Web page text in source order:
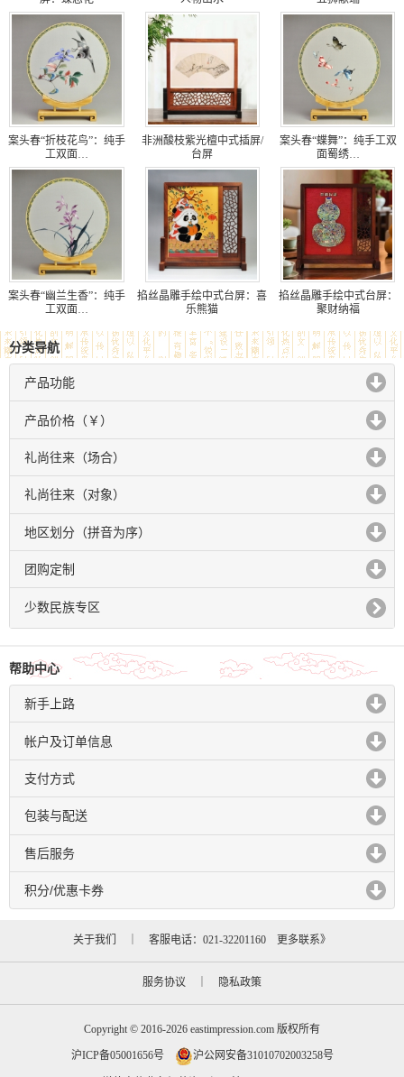
案头春“折枝花鸟”：纯手
工双面…
非洲酸枝紫光檀中式插屏/
台屏
案头春“蝶舞”：纯手工双
面蜀绣…
案头春“幽兰生香”：纯手
工双面…
掐丝晶雕手绘中式台屏：喜
乐熊猫
掐丝晶雕手绘中式台屏：
聚财纳福
分类导航
产品功能
click to expand contents
产品价格（￥）
click to expand contents
礼尚往来（场合）
click to expand contents
礼尚往来（对象）
click to expand contents
地区划分（拼音为序）
click to expand contents
团购定制
click to expand contents
少数民族专区
帮助中心
新手上路
click to expand contents
帐户及订单信息
click to expand contents
支付方式
click to expand contents
包装与配送
click to expand contents
售后服务
click to expand contents
积分/优惠卡券
click to expand contents
关于我们 ｜ 客服电话：021-32201160 更多联系》
服务协议 隐私政策
Copyright © 2016-2026 eastimpression.com 版权所有
沪ICP备05001656号 沪公网安备31010702003258号